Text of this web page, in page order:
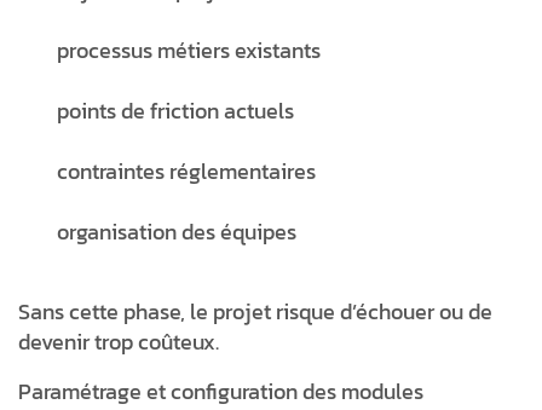
processus métiers existants
points de friction actuels
contraintes réglementaires
organisation des équipes
Sans cette phase, le projet risque d’échouer ou de
devenir trop coûteux.
Paramétrage et configuration des modules